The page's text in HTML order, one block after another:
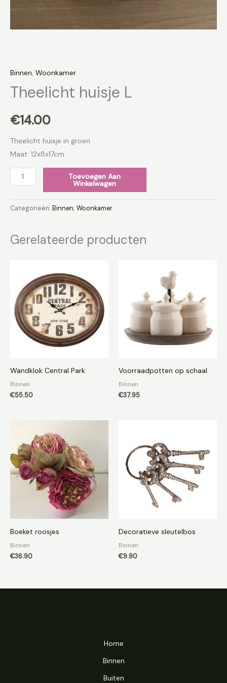
Binnen, Woonkamer
Theelicht huisje L
€14.00
Theelicht huisje in groen
Maat: 12x8x17cm
Toevoegen Aan
Winkelwagen
Categorieën: Binnen, Woonkamer
Gerelateerde producten
Wandklok Central Park
Binnen
€55.50
Voorraadpotten op schaal
Binnen
€37.95
Boeket roosjes
Binnen
€36.90
Decoratieve sleutelbos
Binnen
€9.90
Home
Binnen
Buiten